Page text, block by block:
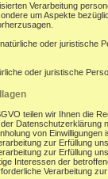
Verarbeitung
um Aspekte
oder juristische
oder juristische
teilen wir Ihnen die
Datenschutzerklärung
von Einwilligungen
zur Erfüllung
zur Erfüllung
Interessen der
Verarbeitung